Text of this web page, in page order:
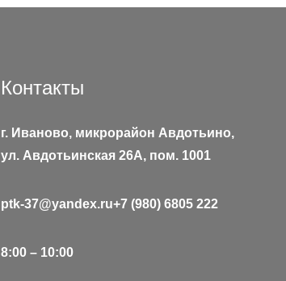
Контакты
г. Иваново, микрорайон Авдотьино,
ул. Авдотьинская 26А, пом. 1001
ptk-37@yandex.ru+7 (980) 6805 222
8:00 – 10:00